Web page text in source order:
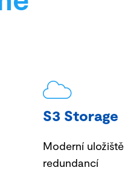
S3 Storage
Moderní
redundancí